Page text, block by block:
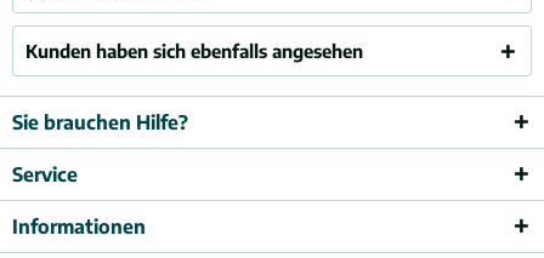
Kunden haben sich ebenfalls angesehen
Sie brauchen Hilfe?
Service
Informationen